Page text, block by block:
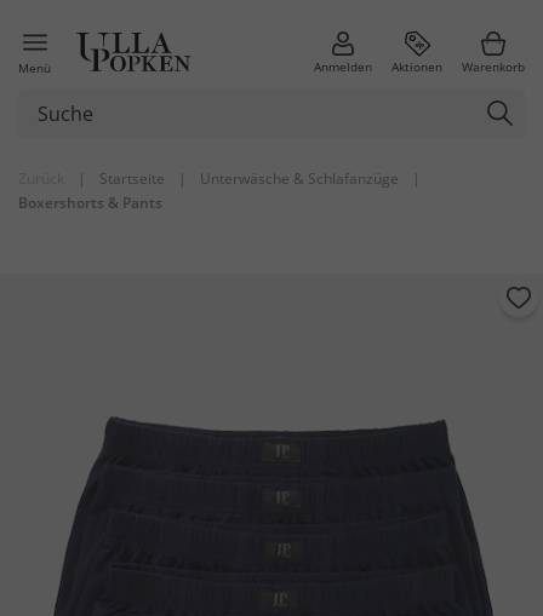
Menü Anmelden Aktionen Warenkorb
| Startseite | Unterwäsche & Schlafanzüge
|
Boxershorts & Pants